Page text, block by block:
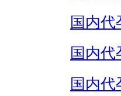
国内代
国内代
国内代